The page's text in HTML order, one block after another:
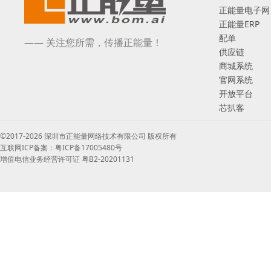
—— 关注您所需，传播正能量！
正能量电子网
正能量ERP
配单
供应链
商城系统
官网系统
开放平台
芯扒客
©2017-2026 深圳市正能量网络技术有限公司 版权所有
互联网ICP备案：粤ICP备17005480号
增值电信业务经营许可证 粤B2-20201131